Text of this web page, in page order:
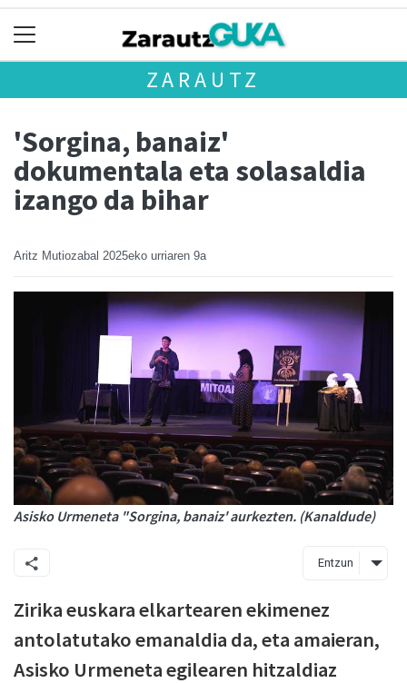
ZARAUTZ
'Sorgina, banaiz'
dokumentala eta solasaldia
izango da bihar
Aritz Mutiozabal 2025eko urriaren 9a
Asisko Urmeneta "Sorgina, banaiz' aurkezten. (Kanaldude)
Entzun
Zirika euskara elkartearen ekimenez
antolatutako emanaldia da, eta amaieran,
Asisko Urmeneta egilearen hitzaldiaz